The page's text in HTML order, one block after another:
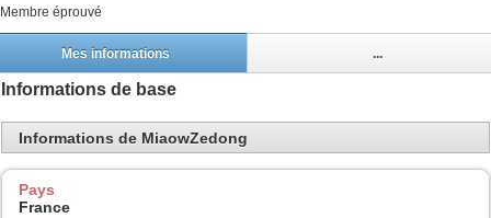
Membre éprouvé
Mes informations ...
Informations de base
Informations de MiaowZedong
Pays
France